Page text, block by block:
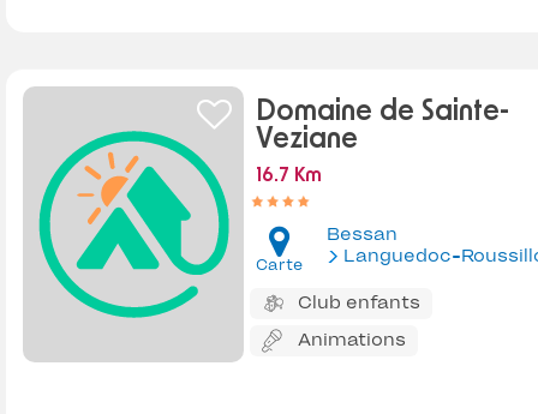
Domaine de Sainte-
Veziane
16.7 Km
Carte
Bessan
Languedoc-
Club enfants
Animations